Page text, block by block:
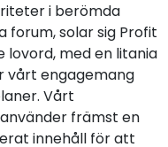
i berömda
forum, solar sig Profit
lovord, med en litania
vårt engagemang
Vårt
främst en
innehåll för att